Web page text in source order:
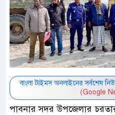
বাংলা টাইমস অনলাইনের সর্বশেষ
(Google
পাবনার সদর উপজেলার